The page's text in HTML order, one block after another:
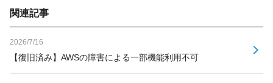
関連記事
2026/7/16
【復旧済み】AWSの障害による一部機能利用不可